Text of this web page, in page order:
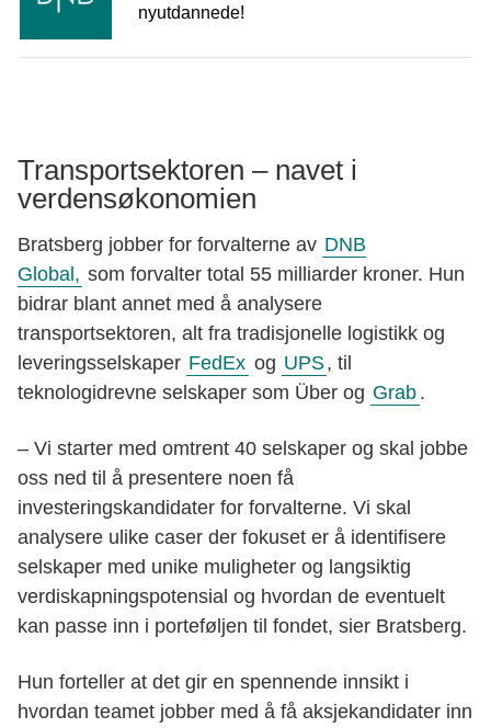
nyutdannede!
Transportsektoren – navet i
verdensøkonomien
Bratsberg jobber for forvalterne av DNB
Global, som forvalter total 55 milliarder kroner. Hun
bidrar blant annet med å analysere
transportsektoren, alt fra tradisjonelle logistikk og
leveringsselskaper FedEx og UPS, til
teknologidrevne selskaper som Über og Grab .
– Vi starter med omtrent 40 selskaper og skal jobbe
oss ned til å presentere noen få
investeringskandidater for forvalterne. Vi skal
analysere ulike caser der fokuset er å identifisere
selskaper med unike muligheter og langsiktig
verdiskapningspotensial og hvordan de eventuelt
kan passe inn i porteføljen til fondet, sier Bratsberg.
Hun forteller at det gir en spennende innsikt i
hvordan teamet jobber med å få aksjekandidater inn